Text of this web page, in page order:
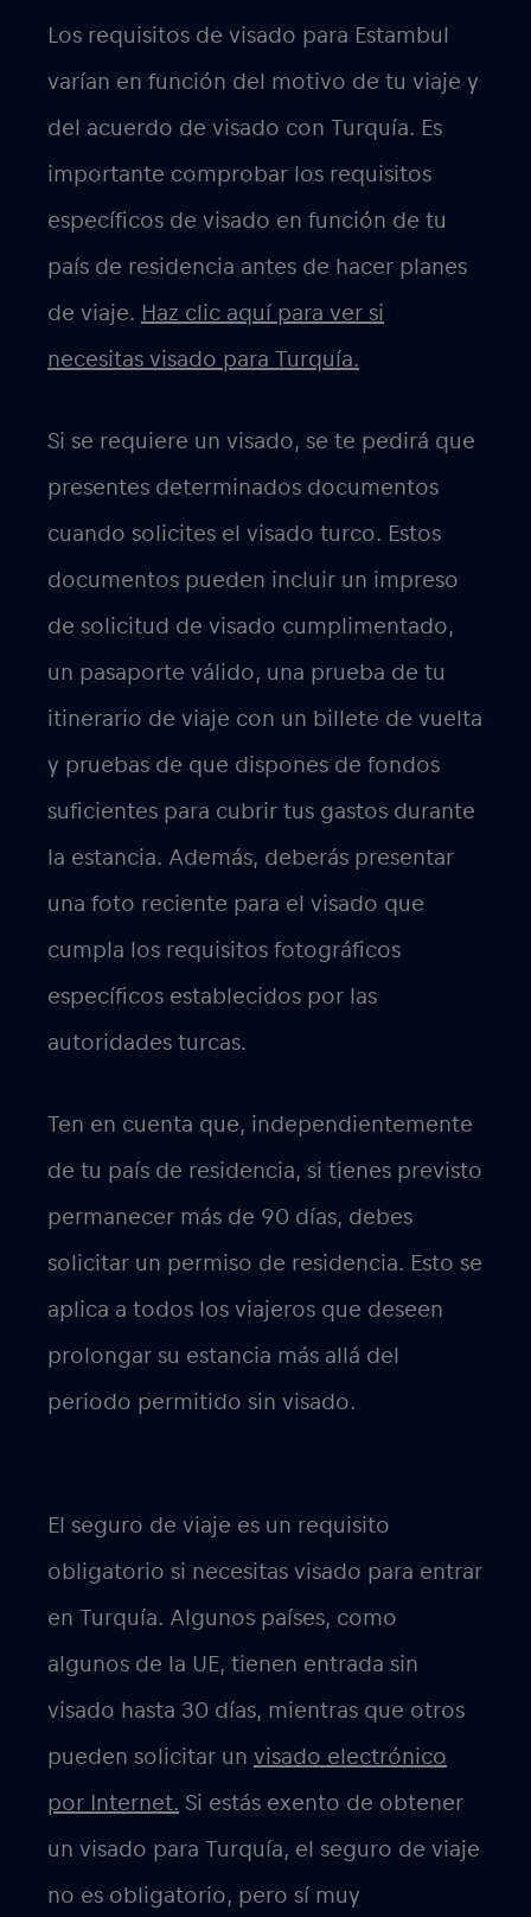
Los requisitos de visado para Estambul
varían en función del motivo de tu viaje y
del acuerdo de visado con Turquía. Es
importante comprobar los requisitos
específicos de visado en función de tu
país de residencia antes de hacer planes
de viaje. Haz clic aquí para ver si
necesitas visado para Turquía.
Si se requiere un visado, se te pedirá que
presentes determinados documentos
cuando solicites el visado turco. Estos
documentos pueden incluir un impreso
de solicitud de visado cumplimentado,
un pasaporte válido, una prueba de tu
itinerario de viaje con un billete de vuelta
y pruebas de que dispones de fondos
suficientes para cubrir tus gastos durante
la estancia. Además, deberás presentar
una foto reciente para el visado que
cumpla los requisitos fotográficos
específicos establecidos por las
autoridades turcas.
Ten en cuenta que, independientemente
de tu país de residencia, si tienes previsto
permanecer más de 90 días, debes
solicitar un permiso de residencia. Esto se
aplica a todos los viajeros que deseen
prolongar su estancia más allá del
periodo permitido sin visado.
El seguro de viaje es un requisito
obligatorio si necesitas visado para entrar
en Turquía. Algunos países, como
algunos de la UE, tienen entrada sin
visado hasta 30 días, mientras que otros
pueden solicitar un visado electrónico
por Internet. Si estás exento de obtener
un visado para Turquía, el seguro de viaje
no es obligatorio, pero sí muy